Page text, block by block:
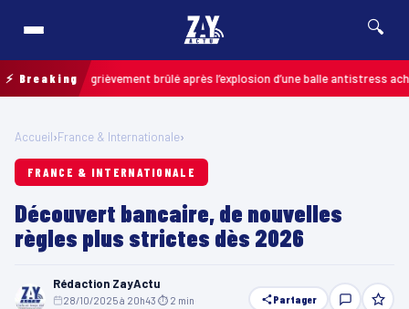
🔍
⚡ Breaking
enfant grièvement brûlé après l’explosion d’une balle antistress achetée
Accueil›France & Internationale›
FRANCE & INTERNATIONALE
Découvert bancaire, de nouvelles
règles plus strictes dès 2026
Rédaction ZayActu
28/10/2025 à 20h43 ⏱ 2 min Partager